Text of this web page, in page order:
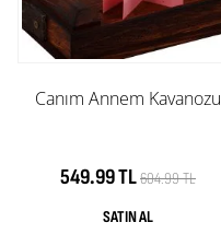
Canım Annem Kavanozu
549.99 TL604.99 TL